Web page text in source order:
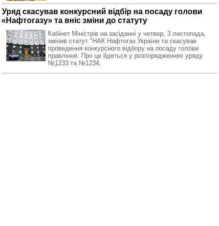
Уряд скасував конкурсний відбір на посаду голови
«Нафтогазу» та вніс зміни до статуту
Кабінет Міністрів на засіданні у четвер, 3 листопада,
змінив статут "НАК Нафтогаз України та скасував
проведення конкурсного відбору на посаду голови
правління. Про це йдеться у розпорядженнях уряду
№1233 та №1234.